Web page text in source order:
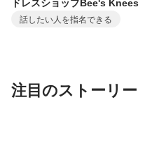
ドレスショップBee's Knees
話したい人を指名できる
注目のストーリー